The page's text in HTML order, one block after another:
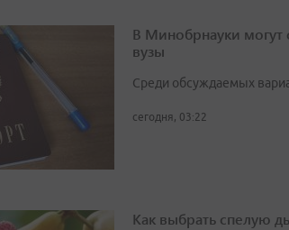
В Минобрнауки могут
вузы
Среди обсуждаемых
сегодня, 03:22
Как выбрать спелую